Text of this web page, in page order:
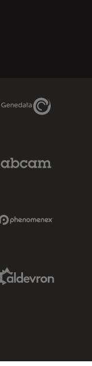
Genedata Link